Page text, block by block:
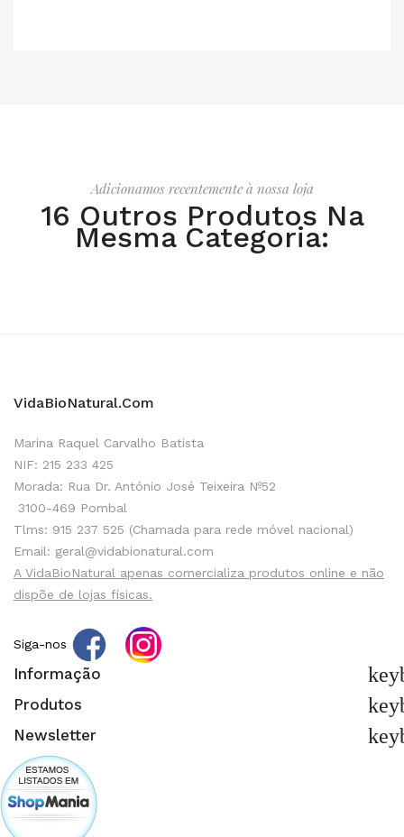
Adicionamos recentemente à nossa loja
16 Outros Produtos Na
Mesma Categoria:
VidaBioNatural.com
Marina Raquel Carvalho Batista
NIF: 215 233 425
Morada: Rua Dr. António José Teixeira Nº52
3100-469 Pombal
Tlms: 915 237 525 (Chamada para rede móvel nacional)
Email: geral@vidabionatural.com
A VidaBioNatural apenas comercializa produtos online e não
dispõe de lojas físicas.
Siga-nos
Informação
Produtos
Newsletter